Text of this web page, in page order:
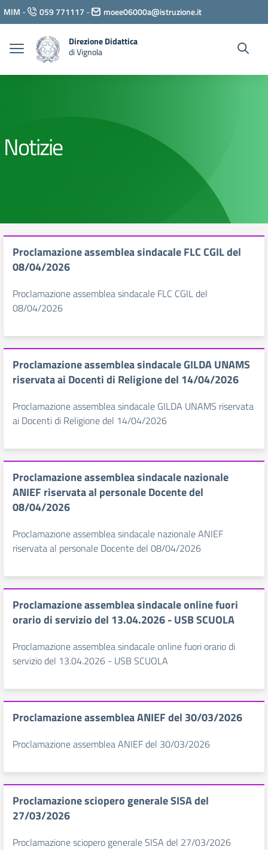
Vai ai contenuti
Vai al menu di navigazione
Vai al footer
MIM - 059 771117 - moee06000a@istruzione.it
Direzione Didattica
di Vignola
Notizie
Proclamazione assemblea sindacale FLC CGIL del
08/04/2026
Proclamazione assemblea sindacale FLC CGIL del
08/04/2026
Proclamazione assemblea sindacale GILDA UNAMS
riservata ai Docenti di Religione del 14/04/2026
Proclamazione assemblea sindacale GILDA UNAMS riservata
ai Docenti di Religione del 14/04/2026
Proclamazione assemblea sindacale nazionale
ANIEF riservata al personale Docente del
08/04/2026
Proclamazione assemblea sindacale nazionale ANIEF
riservata al personale Docente del 08/04/2026
Proclamazione assemblea sindacale online fuori
orario di servizio del 13.04.2026 - USB SCUOLA
Proclamazione assemblea sindacale online fuori orario di
servizio del 13.04.2026 - USB SCUOLA
Proclamazione assemblea ANIEF del 30/03/2026
Proclamazione assemblea ANIEF del 30/03/2026
Proclamazione sciopero generale SISA del
27/03/2026
Proclamazione sciopero generale SISA del 27/03/2026